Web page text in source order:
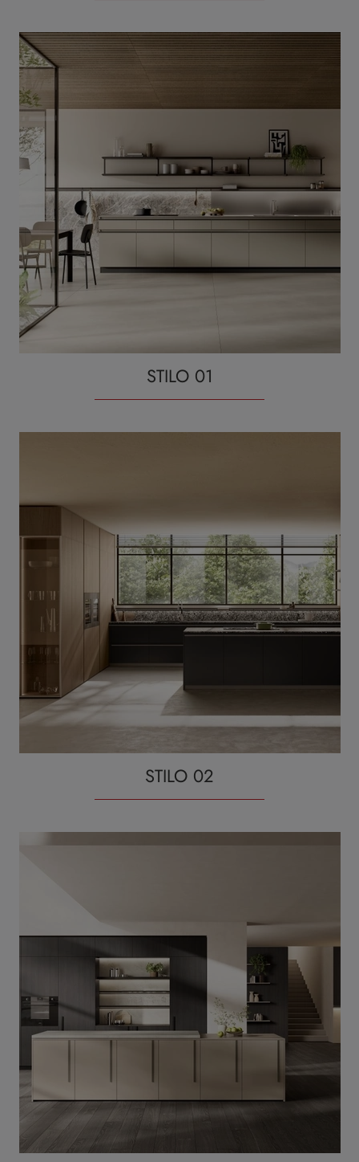
STILO 01
STILO 02